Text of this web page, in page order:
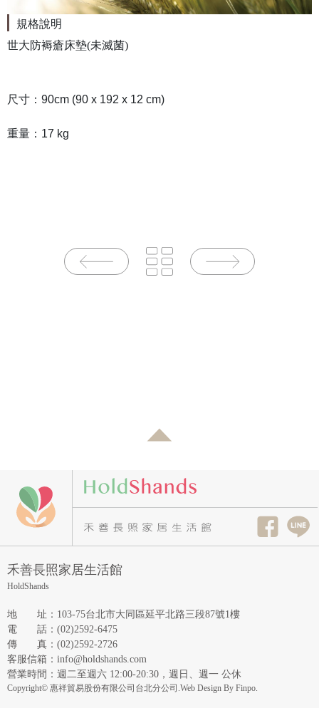
規格說明
世大防褥瘡床墊(未滅菌)
尺寸 ： 90cm (90 x 192 x 12 cm)
重量 ：17 kg
禾善長照家居生活館
HoldShands
地址 ： 103-75台北市大同區延平北路三段87號1樓
電話 ： (02)2592-6475
傳真 ： (02)2592-2726
客服信箱 ： info@holdshands.com
營業時間 ： 週二至週六 12:00-20:30，週日、週一 公休
Copyright© 惠祥貿易股份有限公司台北分公司.Web Design By Finpo.